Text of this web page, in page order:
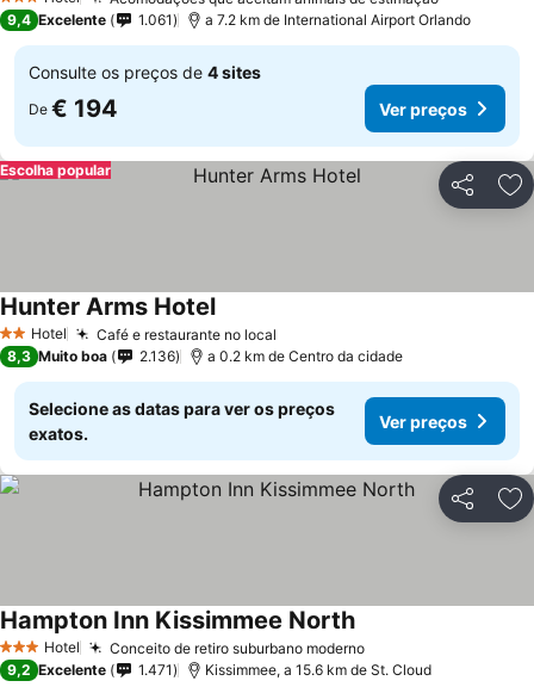
3 Estrelas
9,4 Excelente 1.061 a 7.2 km de International Airport Orlando
Consulte os preços de 4 sites
De € 194 Ver preços
Partilhar
Escolha popular
2 Estrelas
Hotel Café e restaurante no local
Hunter Arms HotelVer preços
8,3 Muito boa 2.136 a 0.2 km de Centro da cidade
Selecione as datas para ver os preços
exatos.
Ver preços
Partilhar
3 EstrelasHotel Conceito de retiro suburbano modernoVer preços
Hampton Inn Kissimmee NorthVer preços
9,2 Excelente 1.471 Kissimmee, a 15.6 km de St. Cloud